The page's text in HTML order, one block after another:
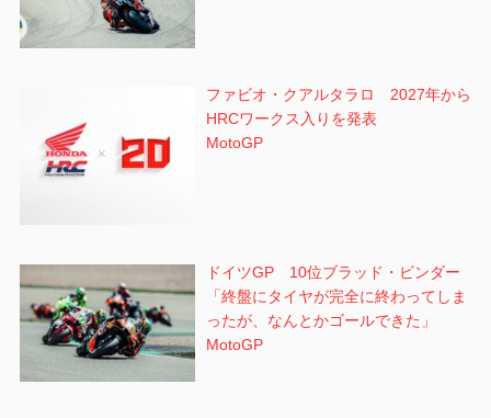
ファビオ・クアルタラロ 2027年から
HRCワークス入りを発表
MotoGP
ドイツGP 10位ブラッド・ビンダー
「終盤にタイヤが完全に終わってしま
ったが、なんとかゴールできた」
MotoGP